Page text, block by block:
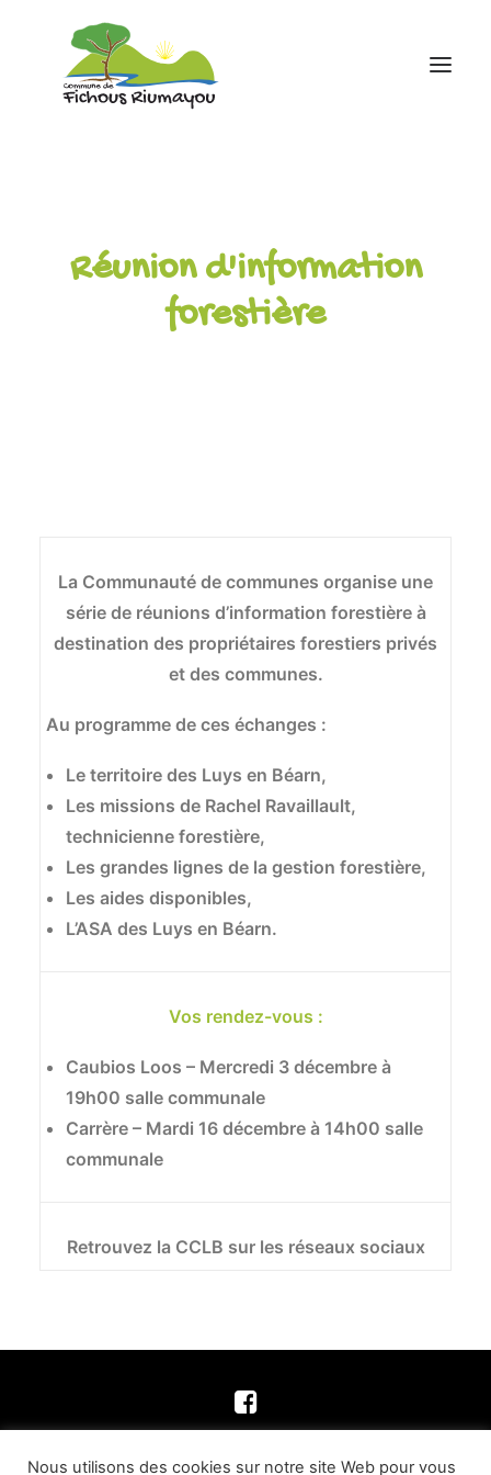
EcoleRéunion d'information
forestière
La Communauté de communes organise une
série de réunions d’information forestière à
destination des propriétaires forestiers privés
et des communes.
Au programme de ces échanges :
Le territoire des Luys en Béarn,
Les missions de Rachel Ravaillault,
technicienne forestière,
Les grandes lignes de la gestion forestière,
Les aides disponibles,
L’ASA des Luys en Béarn.
Vos rendez-vous :
Caubios Loos – Mercredi 3 décembre à
19h00 salle communale
Carrère – Mardi 16 décembre à 14h00 salle
communale
Retrouvez la CCLB sur les réseaux sociaux
Nous utilisons des cookies sur notre site Web pour vous